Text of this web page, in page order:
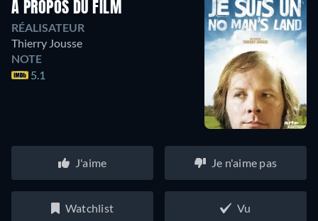
À PROPOS DU FILM
RÉALISATEUR
Thierry Jousse
NOTE
5.1
J'aime Je n'aime pas
Watchlist Vu